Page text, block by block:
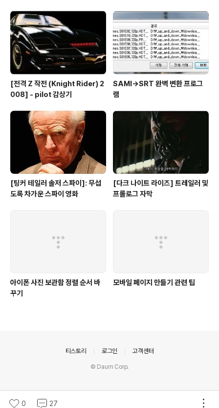
[전격 Z 작전 (Knight Rider) 2
008] - pilot 감상기
SAMI→SRT 완벽 변환 프로그
램
[팅커 테일러 솔저 스파이]: 무섭
도록 차가운 스파이 영화
[다크 나이트 라이즈] 트레일러 및
프롤로그 자막
아이폰 사진 보관함 정렬 순서 바
꾸기
모바일 페이지 만들기 관련 팁
0 27
티스토리 로그인 고객센터
© Daum Corp.